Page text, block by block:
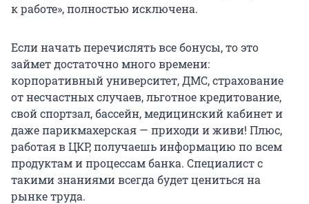
к работе», полностью исключена.
Если начать перечислять все бонусы, то это
займет достаточно много времени:
корпоративный университет, ДМС, страхование
от несчастных случаев, льготное кредитование,
свой спортзал, бассейн, медицинский кабинет и
даже парикмахерская — приходи и живи! Плюс,
работая в ЦКР, получаешь информацию по всем
продуктам и процессам банка. Специалист с
такими знаниями всегда будет цениться на
рынке труда.